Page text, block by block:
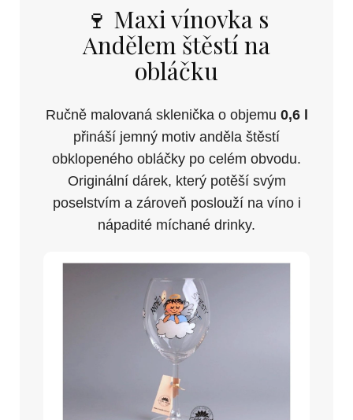
🍷 Maxi vínovka s
Andělem štěstí na
obláčku
Ručně malovaná sklenička o objemu 0,6 l
přináší jemný motiv anděla štěstí
obklopeného obláčky po celém obvodu.
Originální dárek, který potěší svým
poselstvím a zároveň poslouží na víno i
nápadité míchané drinky.